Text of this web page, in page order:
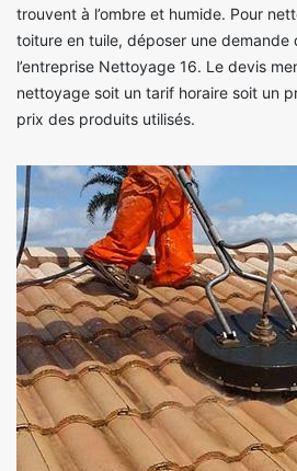
trouvent à l’ombre et humide. Pour
toiture en tuile, déposer une demande
l’entreprise Nettoyage 16. Le devis
nettoyage soit un tarif horaire soit un
prix des produits utilisés.